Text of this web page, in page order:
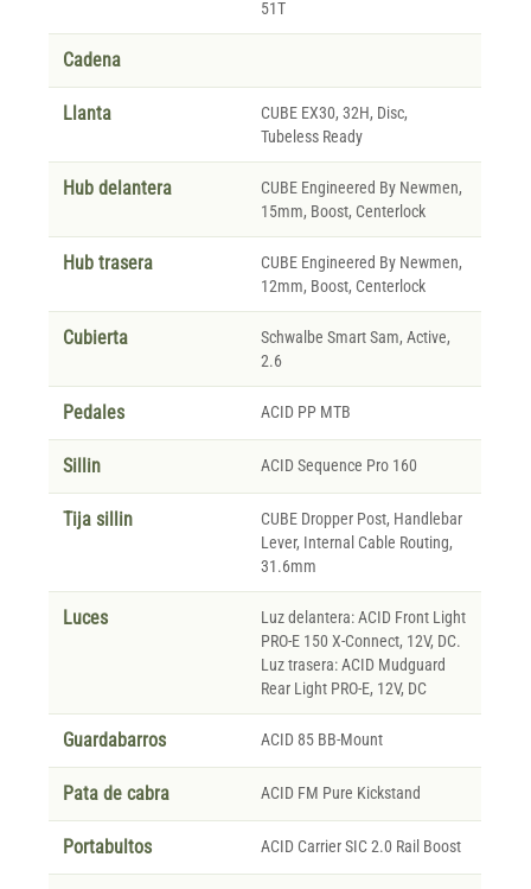
51T
Cadena
Llanta
CUBE EX30, 32H, Disc,
Tubeless Ready
Hub delantera
CUBE Engineered By Newmen,
15mm, Boost, Centerlock
Hub trasera
CUBE Engineered By Newmen,
12mm, Boost, Centerlock
Cubierta
Schwalbe Smart Sam, Active,
2.6
Pedales ACID PP MTB
Sillin ACID Sequence Pro 160
Tija sillin
CUBE Dropper Post, Handlebar
Lever, Internal Cable Routing,
31.6mm
Luces
Luz delantera: ACID Front Light
PRO-E 150 X-Connect, 12V, DC.
Luz trasera: ACID Mudguard
Rear Light PRO-E, 12V, DC
Guardabarros ACID 85 BB-Mount
Pata de cabra ACID FM Pure Kickstand
Portabultos ACID Carrier SIC 2.0 Rail Boost